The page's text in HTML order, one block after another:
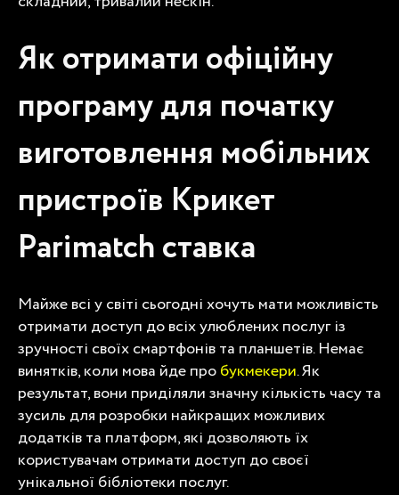
Як отримати офіційну
програму для початку
виготовлення мобільних
пристроїв Крикет
Parimatchставка
Майже всі у світі сьогодні хочуть мати можливість
отримати доступ до всіх улюблених послуг із
зручності своїх смартфонів та планшетів. Немає
винятків, коли мова йде пробукмекери. Як
результат, вони приділяли значну кількість часу та
зусиль для розробки найкращих можливих
додатків та платформ, які дозволяють їх
користувачам отримати доступ до своєї
унікальної бібліотеки послуг.